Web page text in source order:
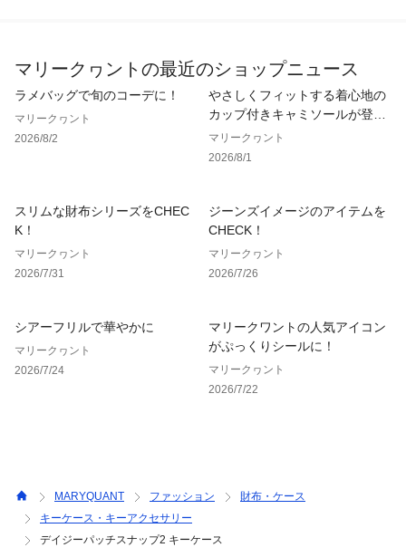
マリークヮントの最近のショップニュース
ラメバッグで旬のコーデに！
マリークヮント
2026/8/2
やさしくフィットする着心地の
カップ付きキャミソールが登
場！
マリークヮント
2026/8/1
スリムな財布シリーズをCHEC
K！
マリークヮント
2026/7/31
ジーンズイメージのアイテムを
CHECK！
マリークヮント
2026/7/26
シアーフリルで華やかに
マリークヮント
2026/7/24
マリークワントの人気アイコン
がぷっくりシールに！
マリークヮント
2026/7/22
MARYQUANT ファッション
財布・ケース
キーケース・キーアクセサリー
デイジーパッチスナップ2 キーケース